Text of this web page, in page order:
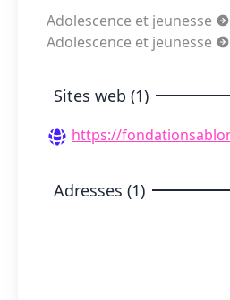
Adolescence et jeunesse
Adolescence et jeunesse
Sites web (1)
https://
Adresses (1)